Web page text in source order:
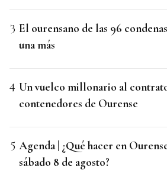
El ourensano de las 96
una más
Un vuelco millonario al
contenedores de Ourense
Agenda | ¿Qué hacer en
sábado 8 de agosto?